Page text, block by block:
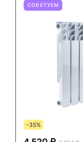
СОВЕТУЕМ
-35%